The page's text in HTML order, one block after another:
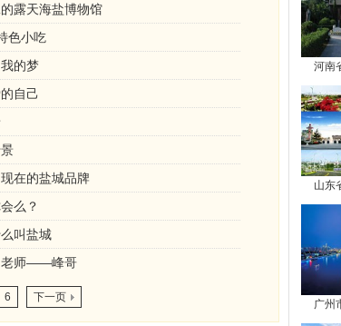
露天海盐博物馆
色小吃
的梦
自己
在的盐城品牌
么？
叫盐城
老师——峰哥
6 下一页
河南
山东
广州